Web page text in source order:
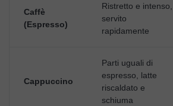
Caffè
(Espresso)
Ristretto e intenso,
servito
rapidamente
Cappuccino
Parti uguali di
espresso, latte
riscaldato e
schiuma